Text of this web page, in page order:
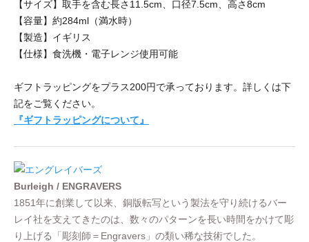
【サイズ】取手を含む長さ11.5cm、口径7.5cm、高さ8cm
【容量】約284ml（満水時）
【製造】イギリス
【仕様】食洗機・電子レンジ使用可能
ギフトラッピングをプラス200円で承っております。詳しくは下
記をご覧ください。
『ギフトラッピングについて』
Burleigh / ENGRAVERS
1851年に創業して以来、銅版転写という製法を守り続けるバー
レイ社を支えてきたのは、数々のパターンを長い時間をかけて彫
り上げる「彫刻師＝Engravers」の類い稀な技術でした。